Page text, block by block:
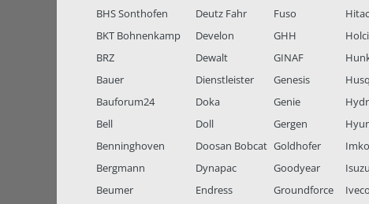
BHS Sonthofen
BKT Bohnenkamp
BRZ
Bauer
Bauforum24
Bell
Benninghoven
Bergmann
Beumer
Deutz Fahr
Develon
Dewalt
Dienstleister
Doka
Doll
Doosan Bobcat
Dynapac
Endress
Fuso
GHH
GINAF
Genesis
Genie
Gergen
Goldhofer
Goodyear
Groundforce
Imko
Isuzu
Iveco